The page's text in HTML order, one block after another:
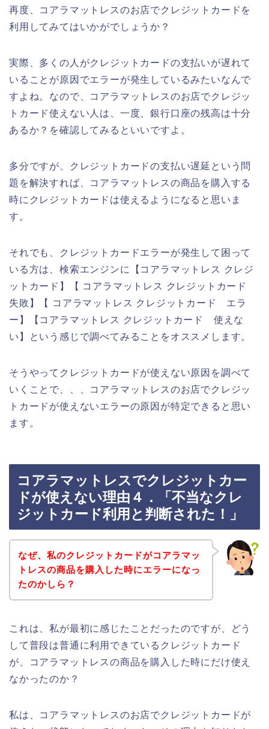
再度、コアラマットレスのお店でクレジットカードを
利用してみてはいかがでしょうか？
実際、多くの人がクレジットカードの支払いが遅れて
いることが原因でエラーが発生しているみたいなんで
すよね。なので、コアラマットレスのお店でクレジッ
トカード使えない人は、一度、銀行口座の残高は十分
あるか？を確認してみるといいですよ。
多分ですが、クレジットカードの支払い遅延という問
題を解決すれば、コアラマットレスの商品を購入する
時にクレジットカードは使えるようになると思いま
す。
それでも、クレジットカードエラーが発生して困って
いる方は、検索エンジンに【コアラマットレス クレジ
ットカード】【 コアラマットレス クレジットカード
失敗】【 コアラマットレス クレジットカード エラ
ー】【コアラマットレス クレジットカード 使えな
い】という感じで調べてみることをオススメします。
そうやってクレジットカードが使えない原因を調べて
いくことで、、、コアラマットレスのお店でクレジッ
トカードが使えないエラーの原因が特定できると思い
ます。
コアラマットレスでクレジットカー
ドが使えない理由４．「不当なクレ
ジットカード利用と判断された！」
なぜ、私のクレジットカードがコアラマッ
トレスの商品を購入した時にエラーになっ
たのかしら？
これは、私が最初に感じたことだったのですが、どう
して普段は普通に利用できているクレジットカード
が、コアラマットレスの商品を購入した時にだけ使え
なかったのか？
私は、コアラマットレスのお店でクレジットカードが